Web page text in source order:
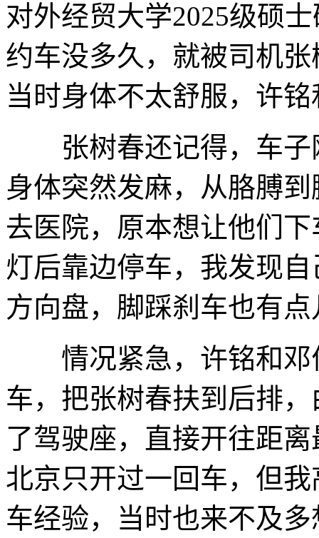
对外经贸大学2025级硕
约车没多久，就被司机
当时身体不太舒服，许
张树春还记得，车子
身体突然发麻，从胳膊
去医院，原本想让他们
灯后靠边停车，我发现
方向盘，脚踩刹车也有点
情况紧急，许铭和邓
车，把张树春扶到后排
了驾驶座，直接开往距
北京只开过一回车，但
车经验，当时也来不及